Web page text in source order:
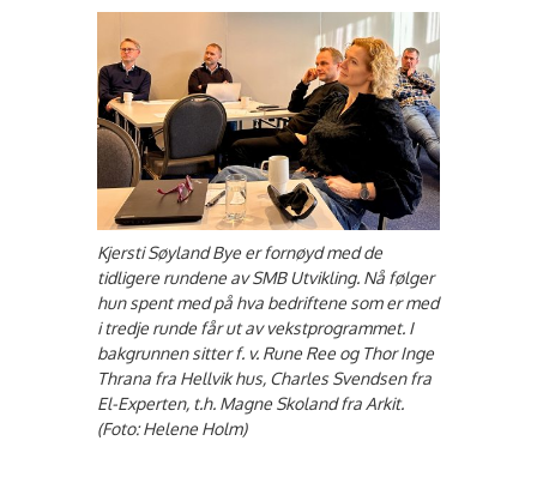
Kjersti Søyland Bye er fornøyd med de
tidligere rundene av SMB Utvikling. Nå følger
hun spent med på hva bedriftene som er med
i tredje runde får ut av vekstprogrammet. I
bakgrunnen sitter f. v. Rune Ree og Thor Inge
Thrana fra Hellvik hus, Charles Svendsen fra
El-Experten, t.h. Magne Skoland fra Arkit.
(Foto: Helene Holm)